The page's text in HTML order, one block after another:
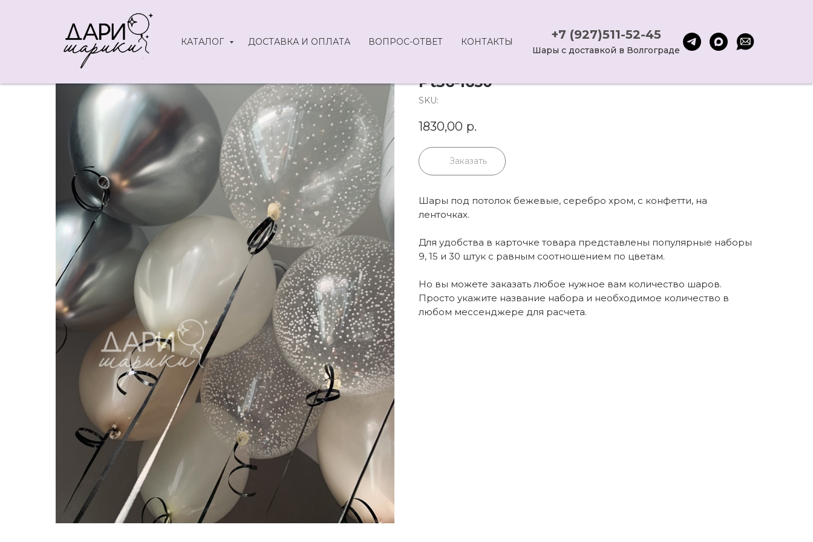
КАТАЛОГ ДОСТАВКА И ОПЛАТА ВОПРОС-ОТВЕТ КОНТАКТЫ +7 (927)511-52-45
Шары с доставкой в Волгограде
Pt36-1650
SKU:
1830,00 р.
Заказать
Шары под потолок бежевые, серебро хром, с конфетти, на
ленточках.
Для удобства в карточке товара представлены популярные наборы
9, 15 и 30 штук с равным соотношением по цветам.
Но вы можете заказать любое нужное вам количество шаров.
Просто укажите название набора и необходимое количество в
любом мессенджере для расчета.